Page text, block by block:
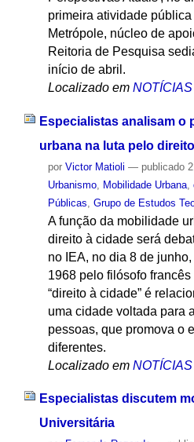
primeira atividade
Metrópole, núcleo de
Reitoria de Pesquisa
início de abril.
Localizado em NOTÍCIAS
Especialistas analisam o
urbana na luta pelo
por Victor Matioli — publicado
Urbanismo, Mobilidade Urbana,
Públicas Grupo de Estudos
A função da mobilidade
direito à cidade será
no IEA, no dia 8 de
1968 pelo filósofo
“direito à cidade” é
uma cidade voltada para
pessoas, que promova o
diferentes.
Localizado em NOTÍCIAS
Especialistas discutem
Universitária